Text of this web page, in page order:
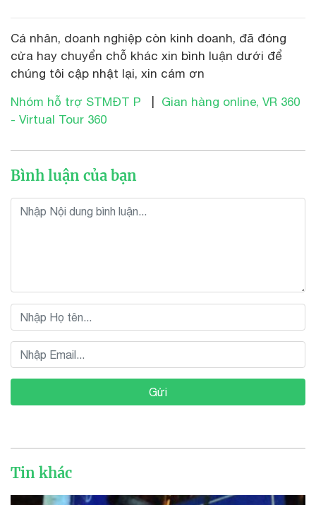
Cá nhân, doanh nghiệp còn kinh doanh, đã đóng
cửa hay chuyển chỗ khác xin bình luận dưới để
chúng tôi cập nhật lại, xin cám ơn
Nhóm hỗ trợ STMĐT P
Gian hàng online, VR 360
- Virtual Tour 360
Bình luận của bạn
Gửi
Tin khác